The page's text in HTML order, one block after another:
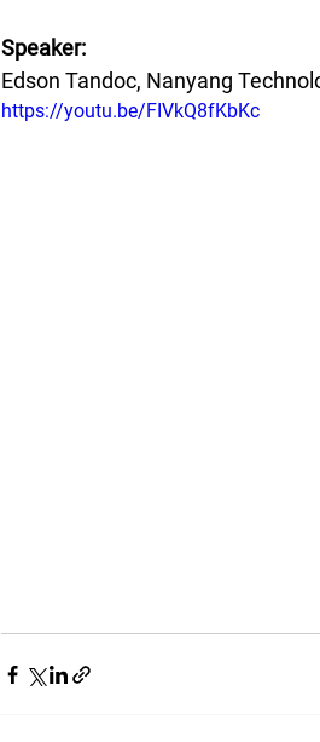
Speaker:
Edson Tandoc, Nanyang
https://youtu.be/FIVkQ8fKbKc